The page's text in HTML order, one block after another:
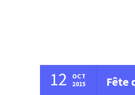
12 OCT
2015 Fête